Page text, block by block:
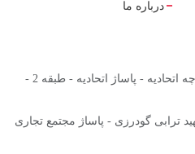
درباره ما
لاله زار جنوبی - کوچه اتحادیه - پاساژ اتحادیه - طبقه 2 -
ترابی گودرزی - پاساژ مجتمع تجاری